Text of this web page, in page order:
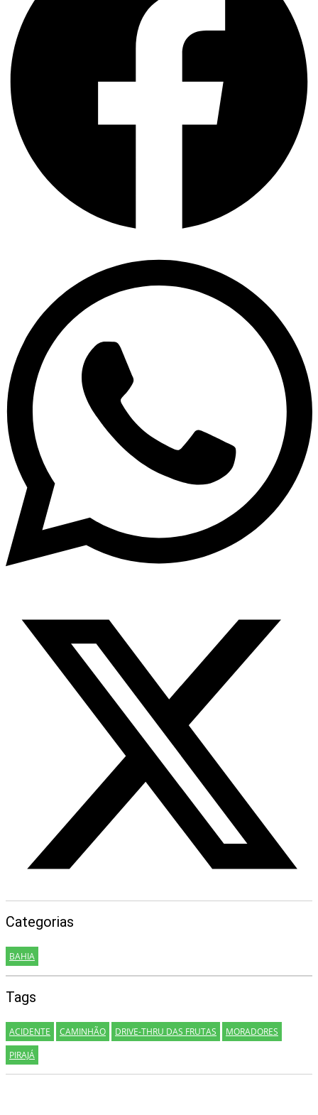
Categorias
BAHIA
Tags
ACIDENTE CAMINHÃO DRIVE-THRU DAS FRUTAS
MORADORES
PIRAJÁ